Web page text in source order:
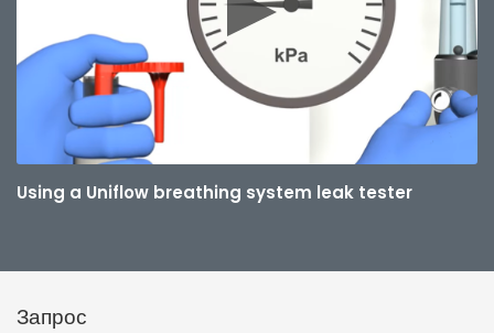
Using a Uniflow breathing system leak tester
Запрос